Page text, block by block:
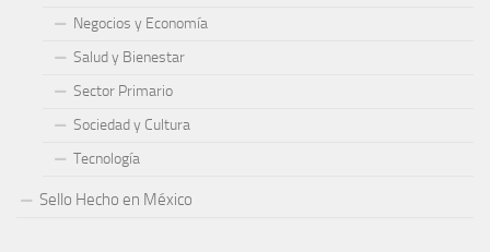
Negocios y Economía
Salud y Bienestar
Sector Primario
Sociedad y Cultura
Tecnología
Sello Hecho en México